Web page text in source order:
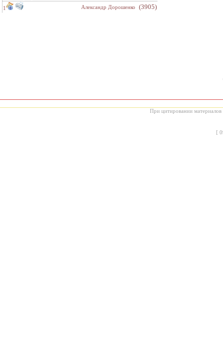
1 Александр Дорошенко (3905)
При цитировании материалов
[